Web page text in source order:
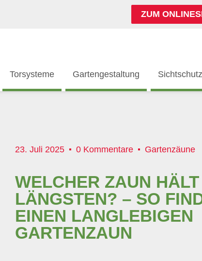
ZUM
Torsysteme Gartengestaltung Sichtschutz
23. Juli 2025 0 Kommentare Gartenzäune
WELCHER ZAUN
LÄNGSTEN? – SO
EINEN LANGLEBIGEN
GARTENZAUN